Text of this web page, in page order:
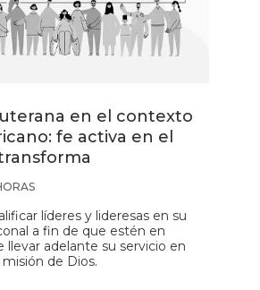
en el contexto
fe activa en el
líderes y lideresas en su
a fin de que estén en
llevar adelante su servicio en
de Dios.